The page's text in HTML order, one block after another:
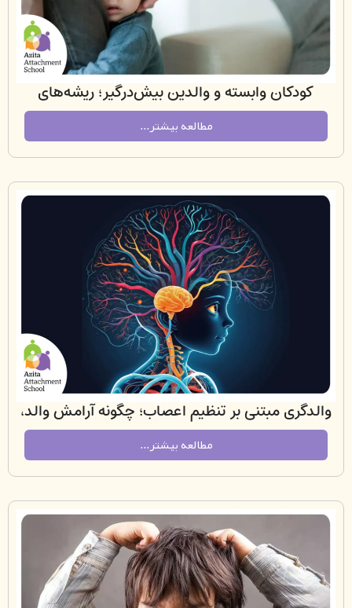
وابسته و والدین بیش‌درگیر؛ ریشه‌های
ناسالم و راه‌های ترمیم از نگاه دلبستگی
مطالعه بیشتر...
مبتنی بر تنظیم اعصاب؛ چگونه آرامش والد،
سیستم عصبی کودک را شکل می‌دهد؟
مطالعه بیشتر...